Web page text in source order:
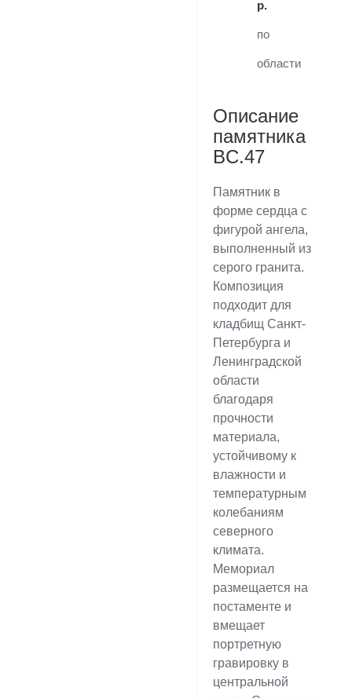
р.
по
области
Описание
памятника
BC.47
Памятник в
форме сердца с
фигурой ангела,
выполненный из
серого гранита.
Композиция
подходит для
кладбищ Санкт-
Петербурга и
Ленинградской
области
благодаря
прочности
материала,
устойчивому к
влажности и
температурным
колебаниям
северного
климата.
Мемориал
размещается на
постаменте и
вмещает
портретную
гравировку в
центральной